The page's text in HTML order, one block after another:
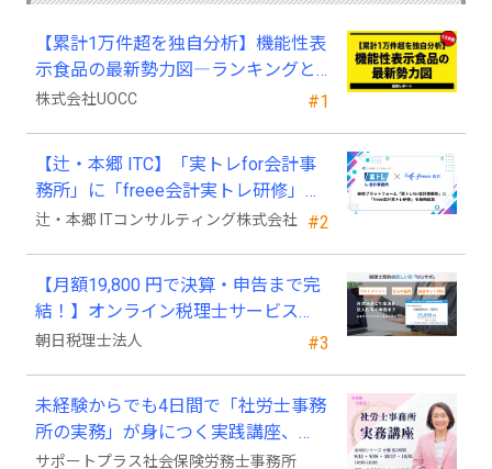
#1
【累計1万件超を独自分析】機能性表
示食品の最新勢力図―ランキングと
2025年4月以降の変化
株式会社UOCC
#2
【辻・本郷 ITC】「実トレfor会計事
務所」に「freee会計実トレ研修」を
新規追加
辻・本郷 ITコンサルティング株式会社
#3
【月額19,800 円で決算・申告まで完
結！】オンライン税理士サービス
「Wiz サポ」
朝日税理士法人
未経験からでも4日間で「社労士事務
所の実務」が身につく実践講座、
2026年9月開講
サポートプラス社会保険労務士事務所